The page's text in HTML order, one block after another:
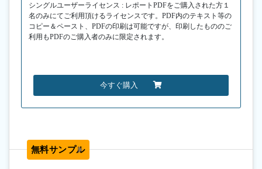
シングルユーザーライセンス : レポートPDFをご購入された方１
名のみにてご利用頂けるライセンスです。PDF内のテキスト等の
コピー＆ペースト、PDFの印刷は可能ですが、印刷したもののご
利用もPDFのご購入者のみに限定されます。
今すぐ購入
無料サンプル